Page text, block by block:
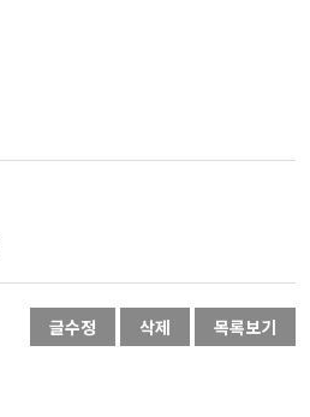
글수정 삭제 목록보기